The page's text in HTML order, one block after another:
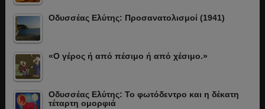
Οδυσσέας Ελύτης: Προσανατολισμοί (1941)
«Ο γέρος ή από πέσιμο ή από χέσιμο.»
Οδυσσέας Ελύτης: Το φωτόδεντρο και η δέκατη
τέταρτη ομορφιά